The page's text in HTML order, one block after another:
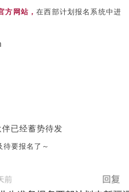
方网站，在西部计划报名系统中进
已经蓄势待发
待要报名了～